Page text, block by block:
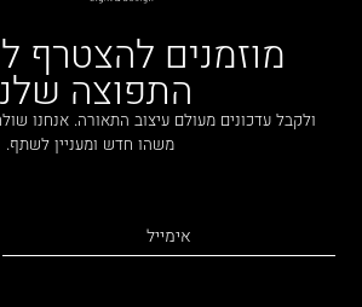
מוזמנים להצטרף
התפוצה
ולקבל עדכונים מעולם עיצוב התאורה. אנחנו
משהו חדש ומעניין לשתף.